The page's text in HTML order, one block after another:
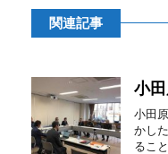
関連記事
小
小田
かし
るこ